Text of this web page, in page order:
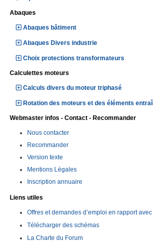
Abaques
Abaques bâtiment
Abaques Divers industrie
Choix protections transformateurs
Calculettes moteurs
Calculs divers du moteur triphasé
Rotation des moteurs et des éléments
Webmaster infos - Contact - Recommander
Nous contacter
Recommander
Version texte
Mentions Légales
Inscription annuaire
Liens utiles
Offres et demandes d’emploi en rapport avec
Télécharger des schémas
La Charte du Forum